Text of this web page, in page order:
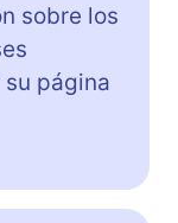
sobre los
página